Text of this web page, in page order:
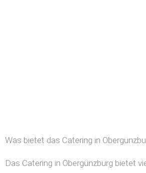
Was bietet das Catering in
Das Catering in Obergünzburg bietet